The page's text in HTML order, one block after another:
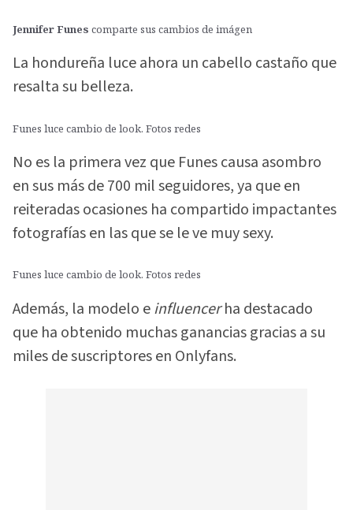
Jennifer Funes comparte sus cambios de imágen
La hondureña luce ahora un cabello castaño que
resalta su belleza.
Funes luce cambio de look. Fotos redes
No es la primera vez que Funes causa asombro
en sus más de 700 mil seguidores, ya que en
reiteradas ocasiones ha compartido impactantes
fotografías en las que se le ve muy sexy.
Funes luce cambio de look. Fotos redes
Además, la modelo einfluencerha destacado
que ha obtenido muchas ganancias gracias a su
miles de suscriptores en Onlyfans.